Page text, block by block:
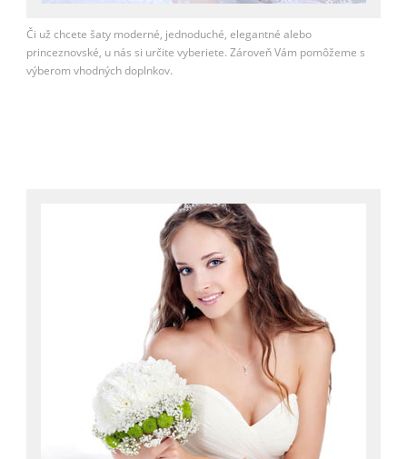
Či už chcete šaty moderné, jednoduché, elegantné alebo
princeznovské, u nás si určite vyberiete. Zároveň Vám pomôžeme s
výberom vhodných doplnkov.